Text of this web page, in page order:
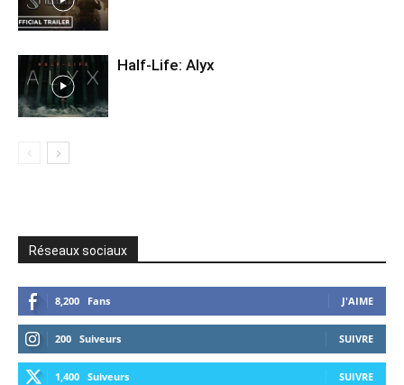
Half-Life: Alyx
Réseaux sociaux
8,200 Fans J'AIME
200 Suiveurs SUIVRE
1,400 Suiveurs SUIVRE